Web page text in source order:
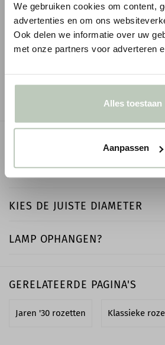
We gebruiken cookies om content,
advertenties en om ons
Ook delen we informatie over uw
met onze partners voor adverteren
Alles toestaan
Aanpassen
ORAC KROONLIJST CX109
€ 9,95 € 8,46 p/m1
● Voor 10.15 uur besteld, vandaag verzonden
- +
KIES DE JUISTE DIAMETER
LAMP OPHANGEN?
GERELATEERDE PAGINA'S
Jaren '30 rozetten Klassieke